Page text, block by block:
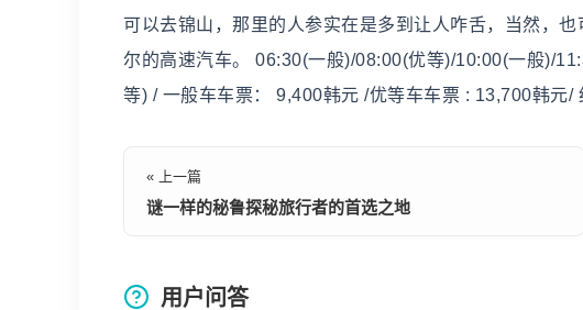
可以去锦山，那里的人参实在是多到让人咋舌，当然，
尔的高速汽车。 06:30(一般)/08:00(优等)/10:00(一般)/
等) / 一般车车票： 9,400韩元 /优等车车票 : 13,700韩元/
« 上一篇
谜一样的秘鲁探秘旅行者的首选之地
用户问答